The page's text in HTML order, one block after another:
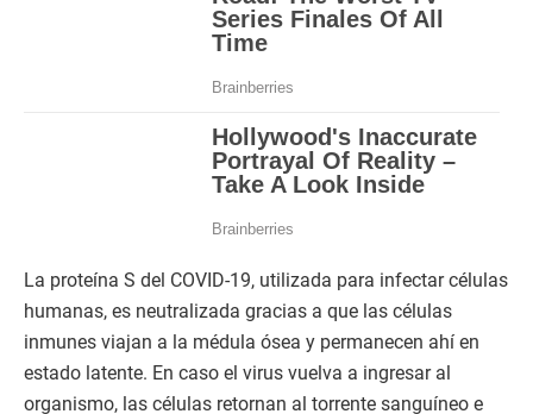
La proteína S del COVID-19, utilizada para infectar células
humanas, es neutralizada gracias a que las células
inmunes viajan a la médula ósea y permanecen ahí en
estado latente. En caso el virus vuelva a ingresar al
organismo, las células retornan al torrente sanguíneo e